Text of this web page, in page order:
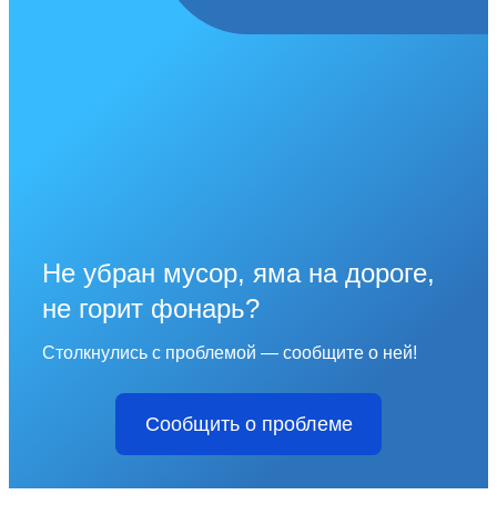
Не убран мусор, яма на дороге,
не горит фонарь?
Столкнулись с проблемой — сообщите о ней!
Сообщить о проблеме